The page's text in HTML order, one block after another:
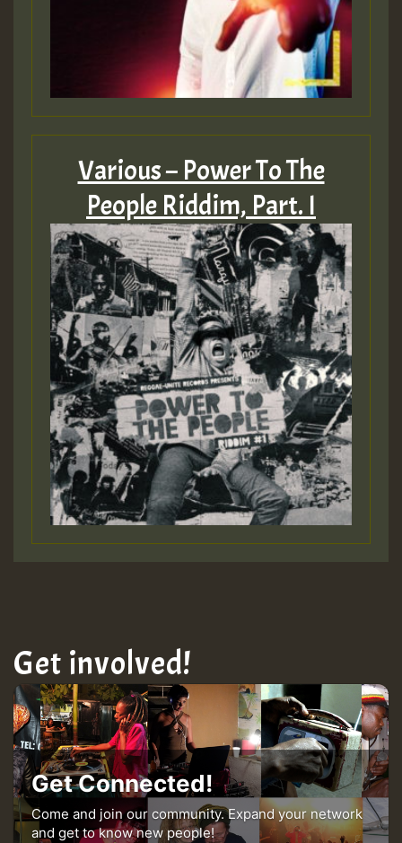
Various – Power To The
People Riddim, Part. I
Get involved!
Get Connected!
Come and join our community. Expand your network
and get to know new people!